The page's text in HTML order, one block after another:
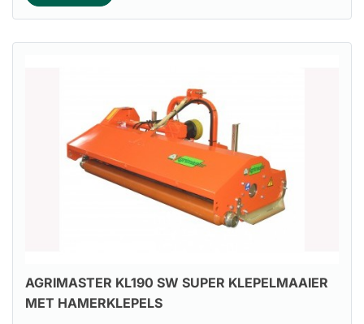
AGRIMASTER KL190 SW SUPER KLEPELMAAIER
MET HAMERKLEPELS